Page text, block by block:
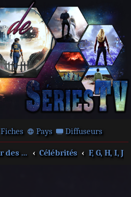
Fiches Pays Diffuseurs
Autour des films et séries Célébrités F, G, H, I, J